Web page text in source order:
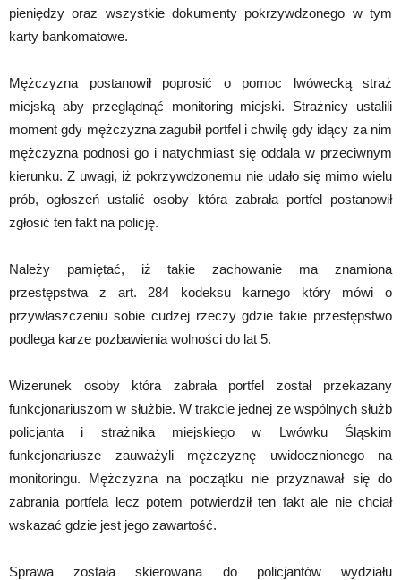
pieniędzy oraz wszystkie dokumenty pokrzywdzonego w tym
karty bankomatowe.
Mężczyzna postanowił poprosić o pomoc lwówecką straż
miejską aby przeglądnąć monitoring miejski. Strażnicy ustalili
moment gdy mężczyzna zagubił portfel i chwilę gdy idący za nim
mężczyzna podnosi go i natychmiast się oddala w przeciwnym
kierunku. Z uwagi, iż pokrzywdzonemu nie udało się mimo wielu
prób, ogłoszeń ustalić osoby która zabrała portfel postanowił
zgłosić ten fakt na policję.
Należy pamiętać, iż takie zachowanie ma znamiona
przestępstwa z art. 284 kodeksu karnego który mówi o
przywłaszczeniu sobie cudzej rzeczy gdzie takie przestępstwo
podlega karze pozbawienia wolności do lat 5.
Wizerunek osoby która zabrała portfel został przekazany
funkcjonariuszom w służbie. W trakcie jednej ze wspólnych służb
policjanta i strażnika miejskiego w Lwówku Śląskim
funkcjonariusze zauważyli mężczyznę uwidocznionego na
monitoringu. Mężczyzna na początku nie przyznawał się do
zabrania portfela lecz potem potwierdził ten fakt ale nie chciał
wskazać gdzie jest jego zawartość.
Sprawa została skierowana do policjantów wydziału